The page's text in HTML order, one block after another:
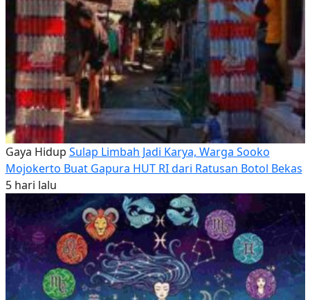
Gaya Hidup Sulap Limbah Jadi Karya, Warga Sooko
Mojokerto Buat Gapura HUT RI dari Ratusan Botol Bekas
5 hari lalu